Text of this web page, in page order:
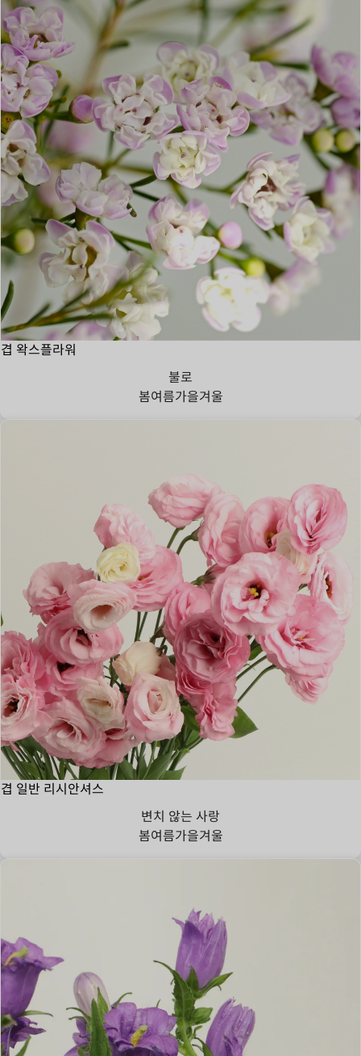
겹 왁스플라워
불로
봄여름가을겨울
겹 일반 리시안셔스
변치 않는 사랑
봄여름가을겨울